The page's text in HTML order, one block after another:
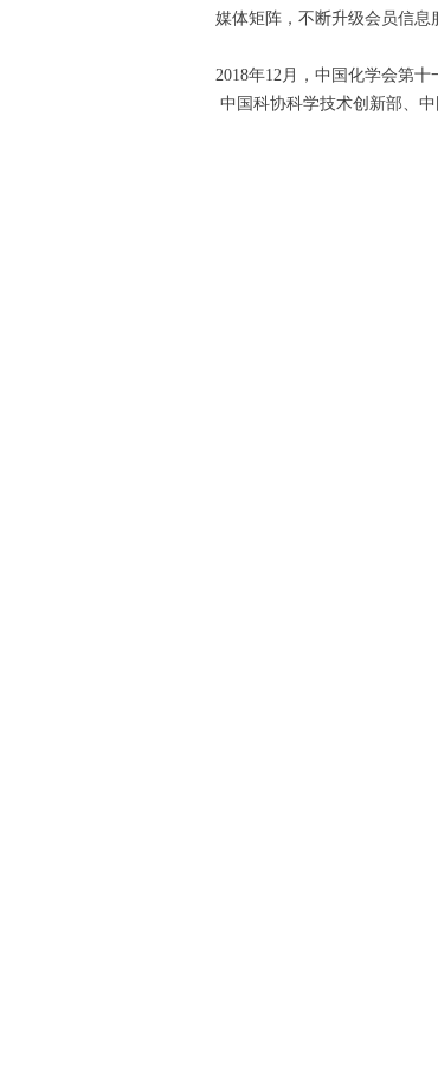
媒体矩阵，不断升级会员信息
2018年12月，中国化学会第
中国科协科学技术创新部、